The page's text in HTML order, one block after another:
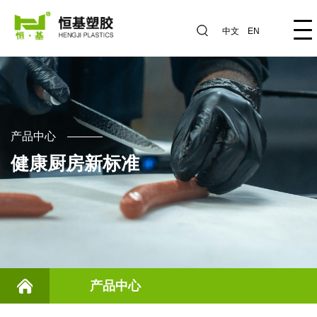
中文 EN
产品中心
健康厨房新标准
产品中心